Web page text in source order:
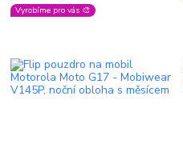
Vyrobíme pro vás 🎨